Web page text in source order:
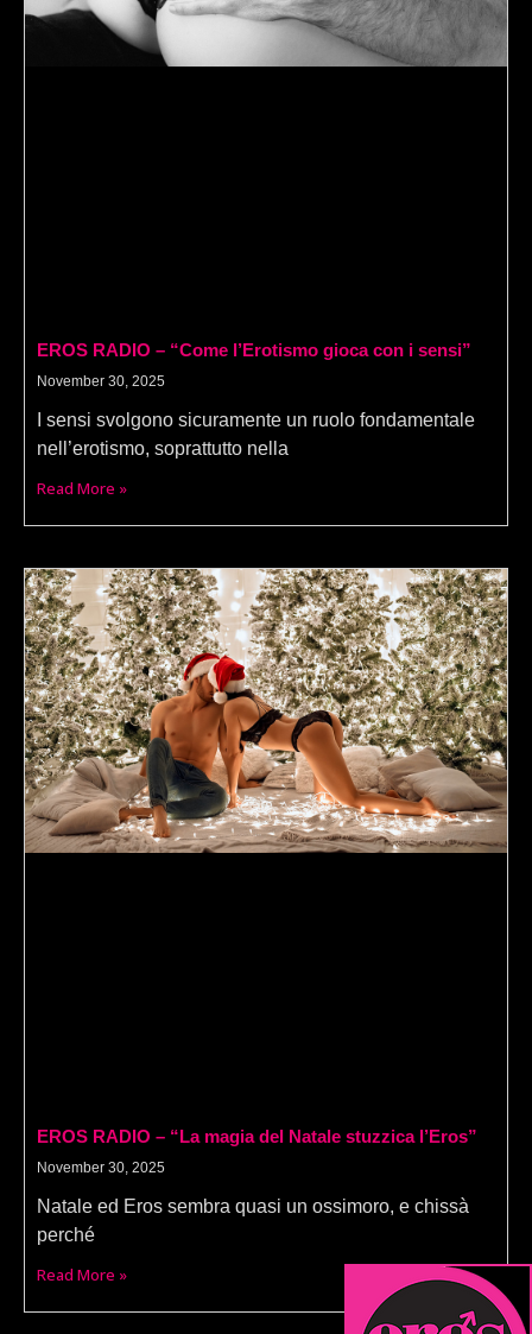
EROS RADIO – “Come l’Erotismo gioca con i sensi”
November 30, 2025
I sensi svolgono sicuramente un ruolo fondamentale
nell’erotismo, soprattutto nella
Read More »
EROS RADIO – “La magia del Natale stuzzica l’Eros”
November 30, 2025
Natale ed Eros sembra quasi un ossimoro, e chissà
perché
Read More »